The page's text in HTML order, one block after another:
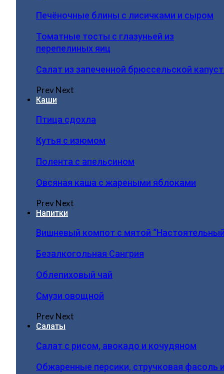
Печёночные блины с лисичками и сыром
Томатные тосты с глазуньей из
перепелиных яиц
Салат из запеченной брюссельской
PrevNext
Каши
Птица сдохла
Кутья с изюмом
Полента с апельсином
Овсяная каша с жареными яблоками
PrevNext
Напитки
Вишневый компот с мятой
Безалкогольная Сангрия
Облепиховый чай
Смузи овощной
PrevNext
Салаты
Салат с рисом, авокадо и кочудяном
Обжаренные персики, стручковая фасоль